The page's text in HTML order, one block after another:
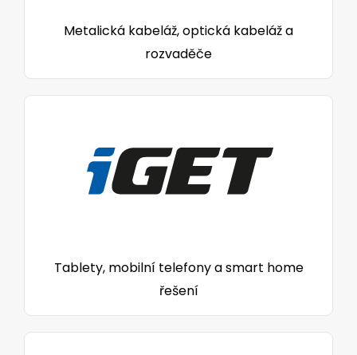
Metalická kabeláž, optická kabeláž a
rozvaděče
Tablety, mobilní telefony a smart home
řešení